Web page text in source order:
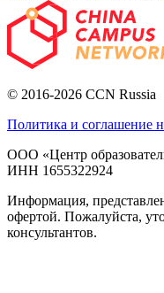
© 2016-2026 CCN Russia
Политика и соглашение
ООО «Центр
ИНН 1655322924
Информация,
офертой. Пожалуйста,
консультантов.